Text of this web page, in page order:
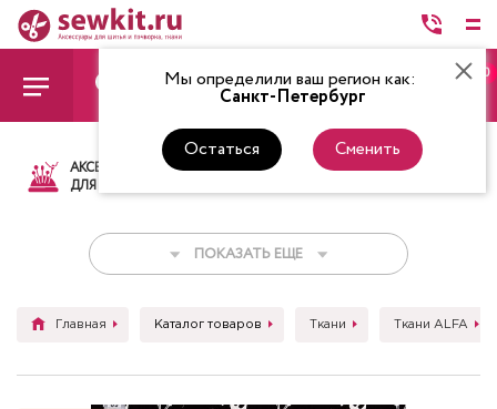
Мы определили ваш регион как:
Санкт-Петербург
Остаться Сменить
0
АКСЕССУАРЫ
ДЛЯ ШИТЬЯ
ТКАНИ НИТКИ
ПОКАЗАТЬ ЕЩЕ
Главная Каталог товаров Ткани Ткани ALFA